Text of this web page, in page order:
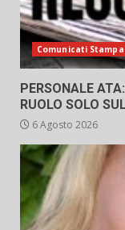
Comunicati Stampa
PERSONALE
RUOLO SOLO
6 Agosto 2026